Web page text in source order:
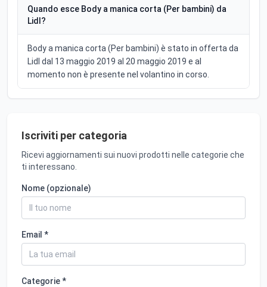
Quando esce Body a manica corta (Per bambini) da
Lidl?
Body a manica corta (Per bambini) è stato in offerta da
Lidl dal 13 maggio 2019 al 20 maggio 2019 e al
momento non è presente nel volantino in corso.
Iscriviti per categoria
Ricevi aggiornamenti sui nuovi prodotti nelle categorie che
ti interessano.
Nome (opzionale)
Email *
Categorie *